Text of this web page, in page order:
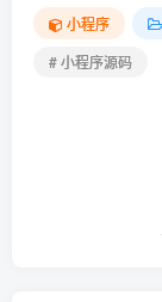
小程序
# 小程序源码